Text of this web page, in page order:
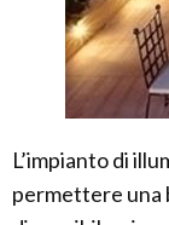
L’impianto di
permettere una